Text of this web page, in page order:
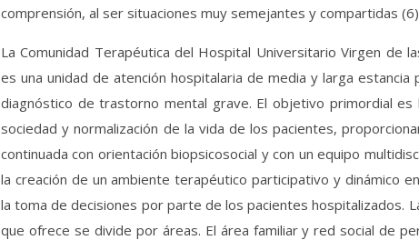
comprensión, al ser situaciones muy semejantes y compartidas
La Comunidad Terapéutica del Hospital Universitario Virgen de
es una unidad de atención hospitalaria de media y larga estancia
diagnóstico de trastorno mental grave. El objetivo primordial es
sociedad y normalización de la vida de los pacientes,
continuada con orientación biopsicosocial y con un equipo
la creación de un ambiente terapéutico participativo y dinámico
la toma de decisiones por parte de los pacientes hospitalizados.
que ofrece se divide por áreas. El área familiar y red social de